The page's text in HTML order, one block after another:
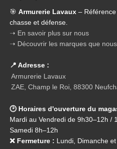
🎯 Armurerie Lavaux –
chasse et défense.
➝ En savoir plus sur nous
➝ Découvrir les marques que
📍 Adresse :
Armurerie Lavaux
ZAE, Champ le Roi, 88300
🕑 Horaires d'ouverture du
Mardi au Vendredi de 9h30–12h /
Samedi 8h–12h
❌ Fermeture : Lundi, Dimanche